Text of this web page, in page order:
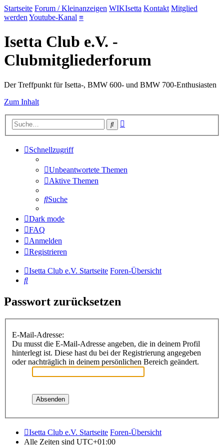
Startseite Forum / Kleinanzeigen WIKIsetta Kontakt Mitglied
werden Youtube-Kanal ≡
Isetta Club e.V. -
Clubmitgliederforum
Der Treffpunkt für Isetta-, BMW 600- und BMW 700-Enthusiasten
Zum Inhalt
Suche
Schnellzugriff
Unbeantwortete Themen
Aktive Themen
Suche
Dark mode
FAQ
Anmelden
Registrieren
Isetta Club e.V. Startseite Foren-Übersicht
Suche
Passwort zurücksetzen
E-Mail-Adresse:
Du musst die E-Mail-Adresse angeben, die in deinem Profil
hinterlegt ist. Diese hast du bei der Registrierung angegeben
oder nachträglich in deinem persönlichen Bereich geändert.
Isetta Club e.V. Startseite Foren-Übersicht
Alle Zeiten sind UTC+01:00